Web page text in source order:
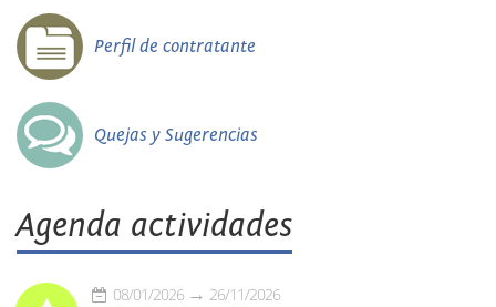
Perfil de contratante
Quejas y Sugerencias
Agenda actividades
08/01/2026 26/11/2026